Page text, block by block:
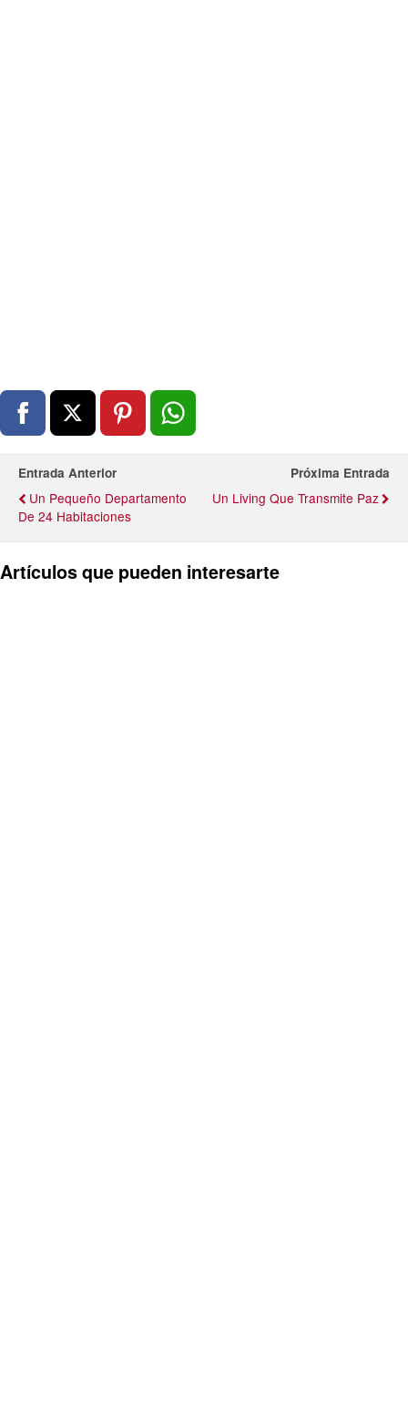
Entrada Anterior
Un Pequeño Departamento
De 24 Habitaciones
Próxima Entrada
Un Living Que Transmite Paz
Artículos que pueden interesarte